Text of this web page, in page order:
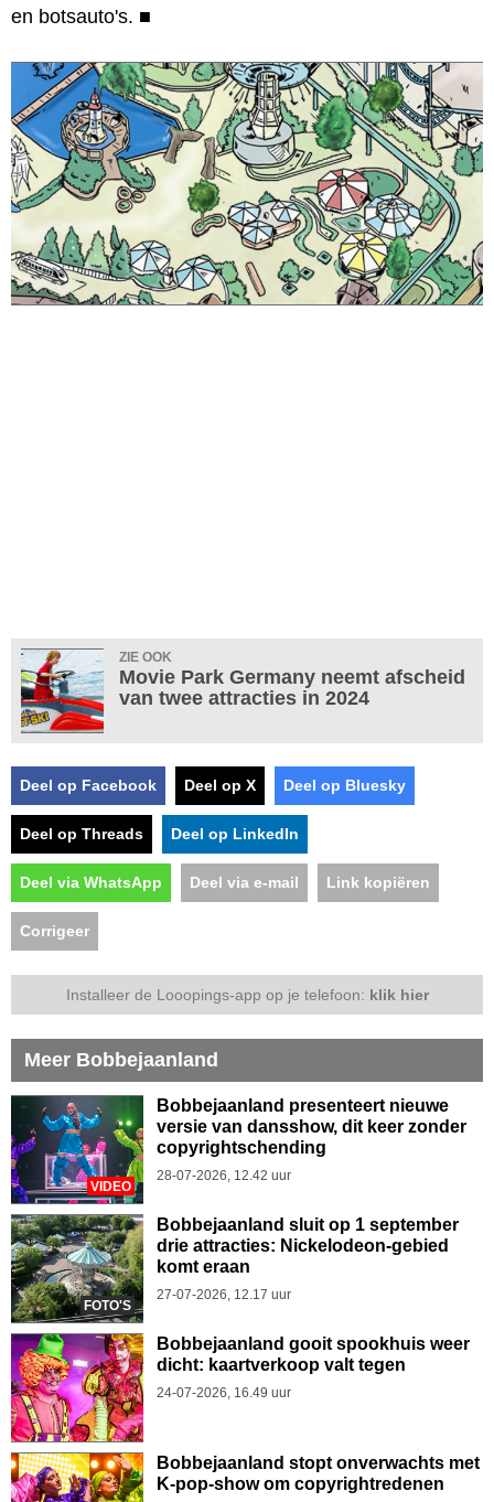
en botsauto's. ■
ZIE OOK
Movie Park Germany neemt afscheid
van twee attracties in 2024
Deel op Facebook Deel op X Deel op Bluesky
Deel op Threads Deel op LinkedIn
Deel via WhatsApp Deel via e-mail Link kopiëren
Corrigeer
Installeer de Looopings-app op je telefoon: klik hier
Meer Bobbejaanland
VIDEO
Bobbejaanland presenteert nieuwe
versie van dansshow, dit keer zonder
copyrightschending
28-07-2026, 12.42 uur
FOTO'S
Bobbejaanland sluit op 1 september
drie attracties: Nickelodeon-gebied
komt eraan
27-07-2026, 12.17 uur
Bobbejaanland gooit spookhuis weer
dicht: kaartverkoop valt tegen
24-07-2026, 16.49 uur
Bobbejaanland stopt onverwachts met
K-pop-show om copyrightredenen